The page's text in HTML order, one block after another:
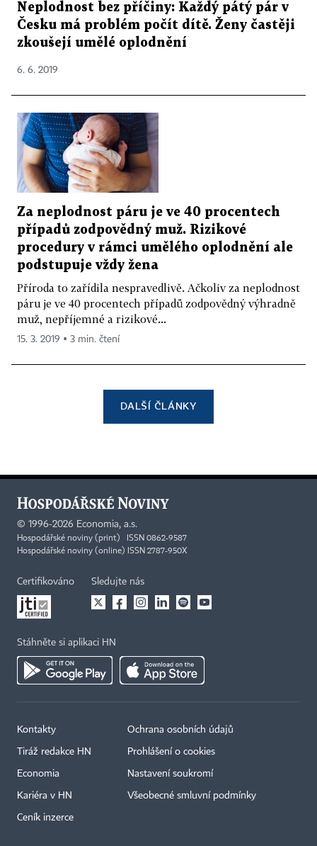
Neplodnost bez příčiny: Každý pátý pár v
Česku má problém počít dítě. Ženy častěji
zkoušejí umělé oplodnění
6. 6. 2019
Za neplodnost páru je ve 40 procentech
případů zodpovědný muž. Rizikové
procedury v rámci umělého oplodnění ale
podstupuje vždy žena
Příroda to zařídila nespravedlivě. Ačkoliv za neplodnost
páru je ve 40 procentech případů zodpovědný výhradně
muž, nepříjemné a rizikové...
15. 3. 2019 ▪ 3 min. čtení
DALŠÍ ČLÁNKY
© 1996-2026 Economia, a.s.
Hospodářské noviny (print) ISSN 0862-9587
Hospodářské noviny (online) ISSN 2787-950X
Certifikováno Sledujte nás
Stáhněte si aplikaci HN
Kontakty
Tiráž redakce HN
Economia
Kariéra v HN
Ceník inzerce
Ochrana osobních údajů
Prohlášení o cookies
Nastavení soukromí
Všeobecné smluvní podmínky